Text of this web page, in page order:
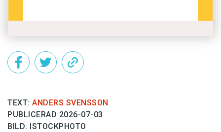
TEXT: ANDERS SVENSSON
PUBLICERAD 2026-07-03
BILD: ISTOCKPHOTO